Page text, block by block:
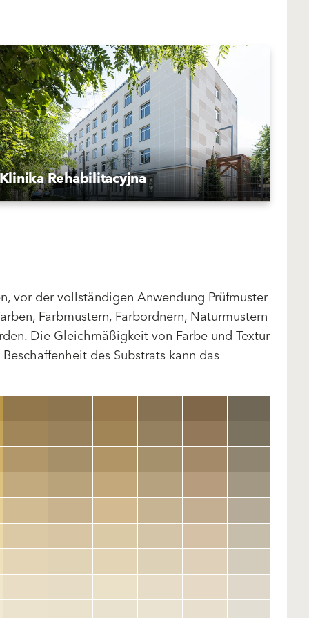
Rehabilitacyjna
vor der vollständigen Anwendung Prüfmuster
Farbmustern, Farbordnern, Naturmustern
Die Gleichmäßigkeit von Farbe und Textur
des Substrats kann das
clear